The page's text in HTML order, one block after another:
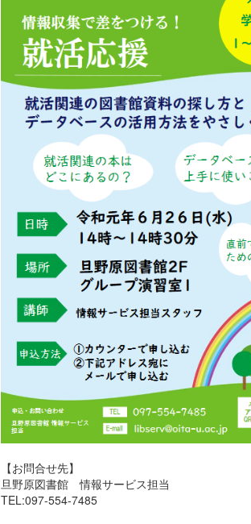
【お問合せ先】
旦野原図書館 情報サービス担当
TEL:097-554-7485